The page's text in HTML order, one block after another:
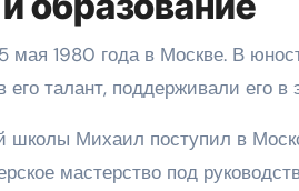
мая 1980 года в Москве. В
его талант, поддерживали его в
школы Михаил поступил в
мастерство под